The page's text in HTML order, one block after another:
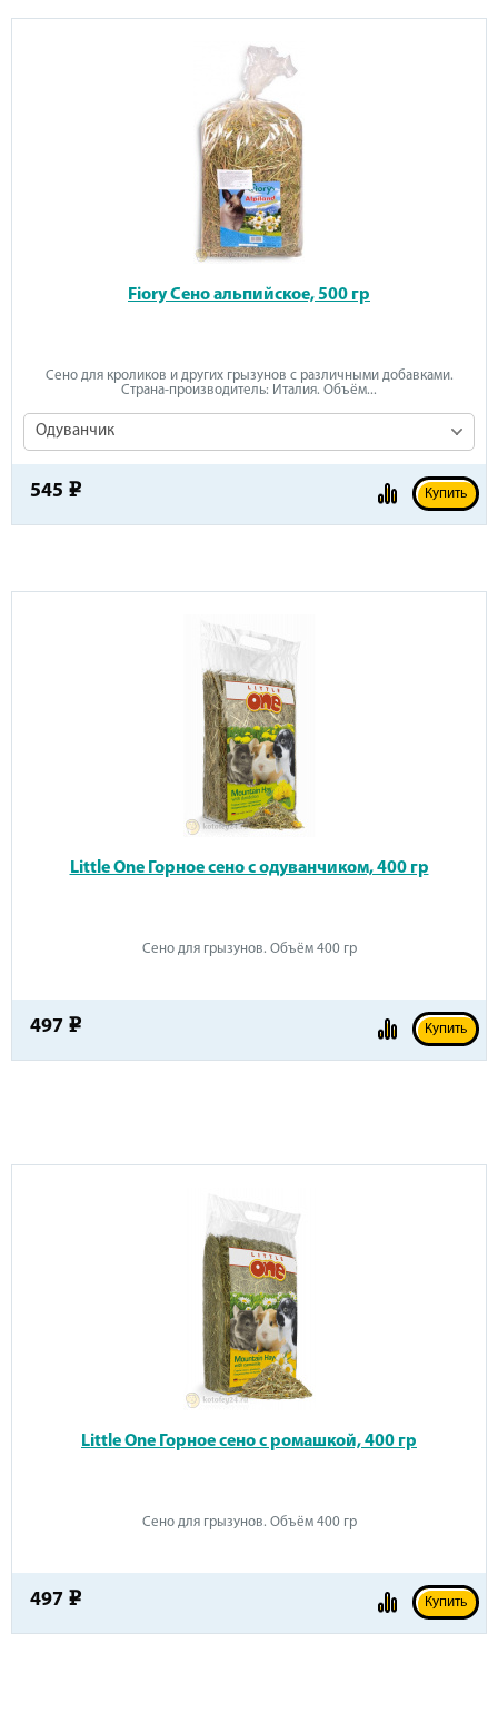
Fiory Сено альпийское, 500 гр
Сено для кроликов и других грызунов с различными добавками.
Страна-производитель: Италия. Объём...
Одуванчик
545 e Купить
Little One Горное сено с одуванчиком, 400 гр
Сено для грызунов. Объём 400 гр
497 e Купить
Little One Горное сено с ромашкой, 400 гр
Сено для грызунов. Объём 400 гр
497 e Купить